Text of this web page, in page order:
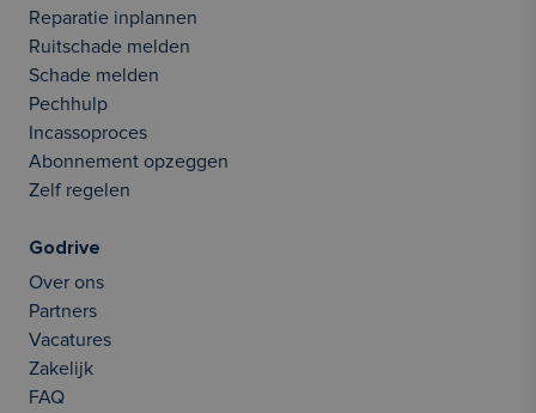
Reparatie inplannen
Ruitschade melden
Schade melden
Pechhulp
Incassoproces
Abonnement opzeggen
Zelf regelen
Godrive
Over ons
Partners
Vacatures
Zakelijk
FAQ